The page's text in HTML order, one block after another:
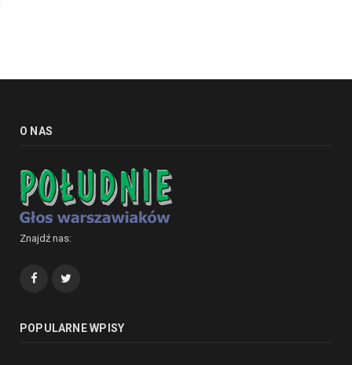
O NAS
Znajdź nas:
Facebook
POPULARNE WPISY